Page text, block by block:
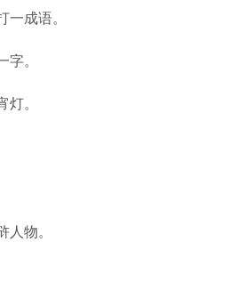
成语。
。
。
物。